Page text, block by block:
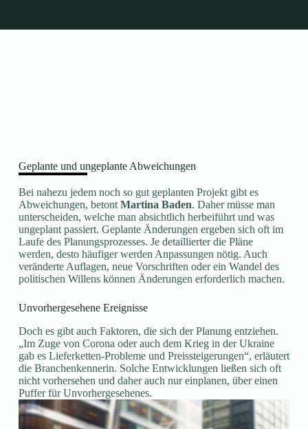
Geplante und ungeplante Abweichungen
Bei nahezu jedem noch so gut geplanten Projekt gibt es
Abweichungen, betont Martina Baden. Daher müsse man
unterscheiden, welche man absichtlich herbeiführt und was
ungeplant passiert. Geplante Änderungen ergeben sich oft im
Laufe des Planungsprozesses. Je detaillierter die Pläne
werden, desto häufiger werden Anpassungen nötig. Auch
veränderte Auflagen, neue Vorschriften oder ein Wandel des
politischen Willens können Änderungen erforderlich machen.
Unvorhergesehene Ereignisse
Doch es gibt auch Faktoren, die sich der Planung entziehen.
„Im Zuge von Corona oder auch dem Krieg in der Ukraine
gab es Lieferketten-Probleme und Preissteigerungen“, erläutert
die Branchenkennerin. Solche Entwicklungen ließen sich oft
nicht vorhersehen und daher auch nur einplanen, über einen
Puffer für Unvorhergesehenes.